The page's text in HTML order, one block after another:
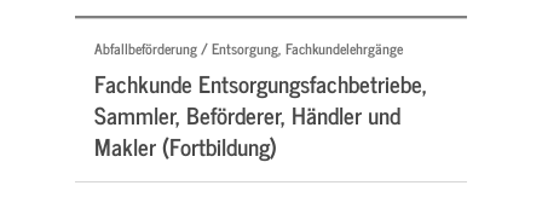
Abfallbeförderung / Entsorgung, Fachkundelehrgänge
Fachkunde Entsorgungsfachbetriebe,
Sammler, Beförderer, Händler und
Makler (Fortbildung)